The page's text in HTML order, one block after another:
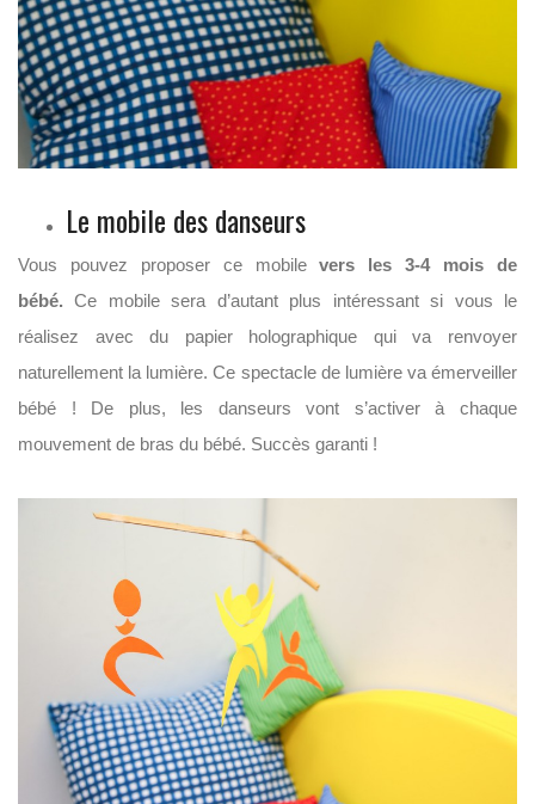
Le mobile des danseurs
Vous pouvez proposer ce mobilevers les 3-4 mois de
bébé.Ce mobile sera d’autant plus intéressant si vous le
réalisez avec du papier holographique qui va renvoyer
naturellement la lumière. Ce spectacle de lumière va émerveiller
bébé ! De plus, les danseurs vont s’activer à chaque
mouvement de bras du bébé. Succès garanti !